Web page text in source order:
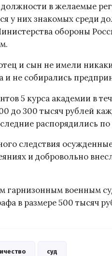
в желаемые
у них знакомых среди
обороны
и сын не имели
и не собирались
5 курса академии в
до 300 тысяч рублей
распорядились
следствия
и добровольно
гарнизонным военным
в размере 500 тысяч
суд